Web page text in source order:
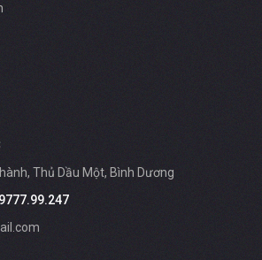
Thủ Dầu Một, Bình Dương